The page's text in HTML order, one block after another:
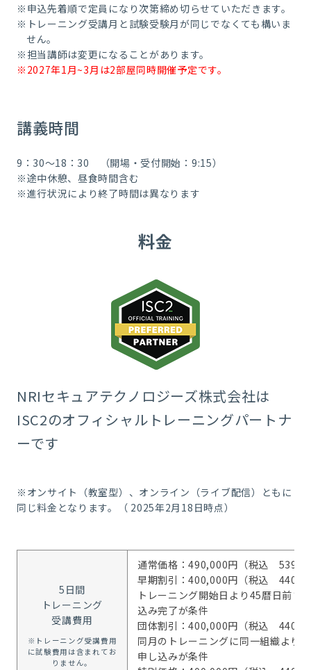
※申込先着順で定員になり次第締め切らせていただきます。
※トレーニング受講月と試験受験月が同じでなくても構いま
せん。
※担当講師は変更になることがあります。
※2027年1月~3月は2部屋同時開催予定です。
講義時間
9：30～18：30 （開場・受付開始：9:15）
※途中休憩、昼食時間含む
※進行状況により終了時間は異なります
料金
NRIセキュアテクノロジーズ株式会社は
ISC2のオフィシャルトレーニングパートナ
ーです
※オンサイト（教室型）、オンライン（ライブ配信）ともに
同じ料金となります。（ 2025年2月18日時点）
5日間
トレーニング
受講費用
※トレーニング受講費用
に試験費用は含まれてお
りません。
通常価格：490,000円（税込
早期割引：400,000円（税込
トレーニング開始日より45暦日前ま
込み完了が条件
団体割引：400,000円（税込
同月のトレーニングに同一組織より3
申し込みが条件